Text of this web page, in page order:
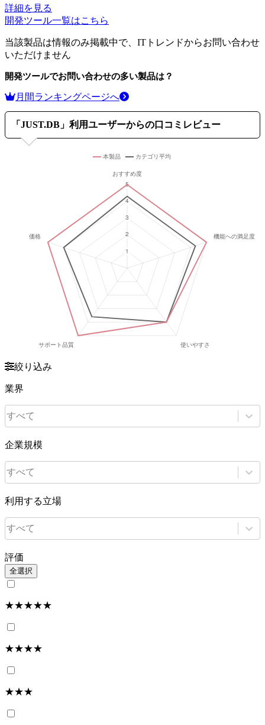
詳細を見る
開発ツール一覧はこちら
当該製品は情報のみ掲載中で、ITトレンドからお問い合わせ
いただけません
開発ツールでお問い合わせの多い製品は？
月間ランキングページへ
「 JUST.DB 」利用ユーザーからの口コミレビュー
絞り込み
業界
すべて
企業規模
すべて
利用する立場
すべて
評価
全選択
★★★★★
★★★★
★★★